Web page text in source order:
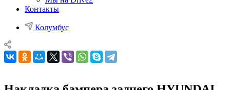
Контакты
Колумбус